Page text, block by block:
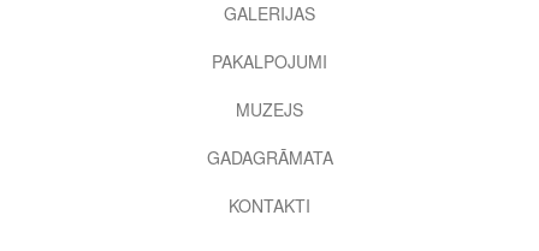
GALERIJAS
PAKALPOJUMI
MUZEJS
GADAGRĀMATA
KONTAKTI